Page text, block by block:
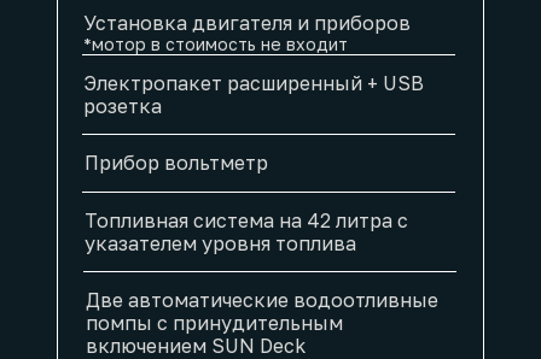
Установка двигателя и приборов
*мотор в стоимость не входит
Электропакет расширенный + USB
розетка
Две автоматические водоотливные
помпы с принудительным
включением SUN Deck
Топливная система на 42 литра с
указателем уровня топлива
Прибор вольтметр